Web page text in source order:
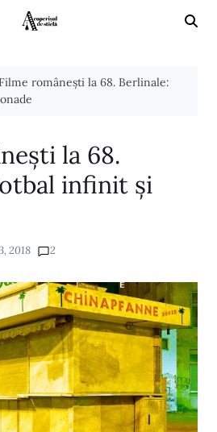
româneşti la 68. Berlinale:
la 68.
infinit și
2018 2